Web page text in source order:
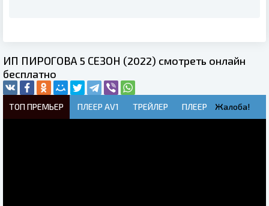
ИП ПИРОГОВА 5 СЕЗОН (2022) смотреть онлайн
бесплатно
ТОП ПРЕМЬЕР ПЛЕЕР AV1 ТРЕЙЛЕР ПЛЕЕР Жалоба!